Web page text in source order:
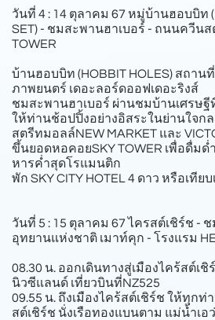
วันที่ 4 : 14 ตุลาคม 67 หมู่บ้านฮอบบิท
SET) - ชมสะพานฮาเบอร์ - ถนนควีน
TOWER
บ้านฮอบบิท (HOBBIT HOLES) สถา
ภาพยนตร์ เดอะลอร์ดออฟเดอะริงส์
ชมสะพานฮาเบอร์ ผ่านชมบ้านเศรษฐี
ให้ท่านช้อปปิ้งอย่างอิสระในย่านใจก
สตรีทมอลล์NEW MARKET และ
ขึ้นยอดหอคอยSKY TOWER เพื่อดื่ม
หารคํ่าสุดโรแมนติก
พัก SKY CITY HOTEL 4 ดาว หรือเทียบ
วันที่ 5 : 15 ตุลาคม 67 ไครสต์เชิร์ช - ช
อุทยานแห่งชาติ เมาท์คุก - โรงแรม
08.30 น. ออกเดินทางสู่เมืองไคร้สต์เ
นิวซีแลนด์ เที่ยวบินที่NZ525
09.55 น. ถึงเมืองไคร้สต์เชิร์ช ให้ทุกท่
สต์เชิร์ช นั่งเรือทองแบนตาม แม่นํ้าเอว่